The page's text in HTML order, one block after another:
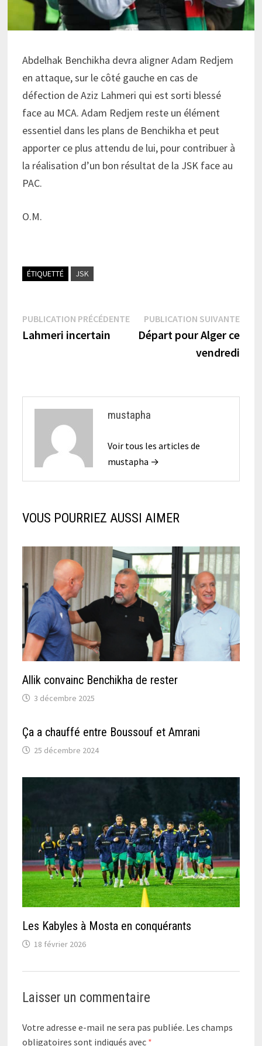
Abdelhak Benchikha devra aligner Adam Redjem
en attaque, sur le côté gauche en cas de
défection de Aziz Lahmeri qui est sorti blessé
face au MCA. Adam Redjem reste un élément
essentiel dans les plans de Benchikha et peut
apporter ce plus attendu de lui, pour contribuer à
la réalisation d’un bon résultat de la JSK face au
PAC.
O.M.
ÉTIQUETTÉ JSK
Navigation
de
PUBLICATION PRÉCÉDENTEPublication
précédente :
Lahmeri incertain
PUBLICATION SUIVANTE
Départ pour Alger ce
vendredi
mustapha
Voir tous les articles de
mustapha →
VOUS POURRIEZ AUSSI AIMER
Allik convainc Benchikha de rester
3 décembre 2025
Ça a chauffé entre Boussouf et Amrani
25 décembre 2024
Les Kabyles à Mosta en conquérants
18 février 2026
Laisser un commentaire
Votre adresse e-mail ne sera pas publiée. Les champs
obligatoires sont indiqués avec *